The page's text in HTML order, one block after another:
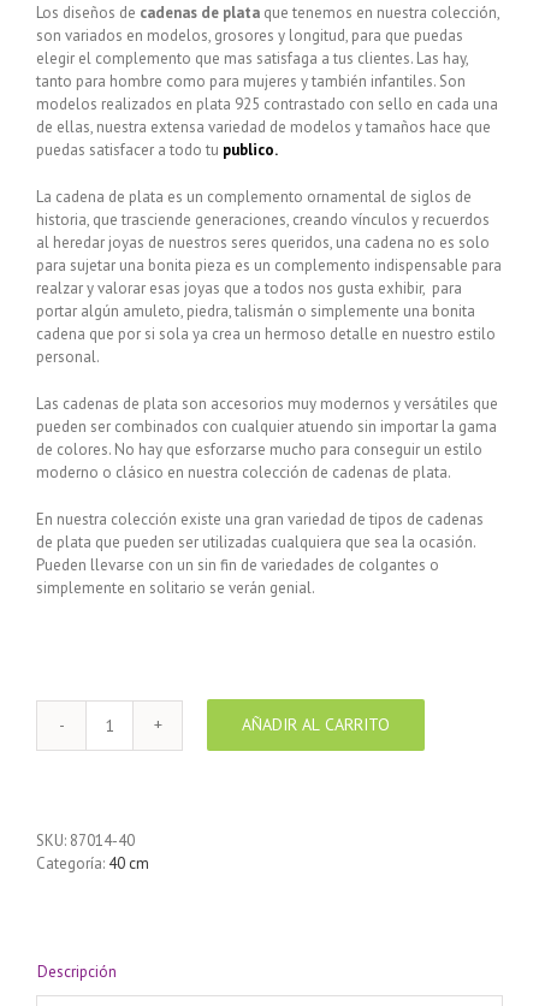
Los diseños de cadenas de plata que tenemos en nuestra colección,
son variados en modelos, grosores y longitud, para que puedas
elegir el complemento que mas satisfaga a tus clientes. Las hay,
tanto para hombre como para mujeres y también infantiles. Son
modelos realizados en plata 925 contrastado con sello en cada una
de ellas, nuestra extensa variedad de modelos y tamaños hace que
puedas satisfacer a todo tu publico.
La cadena de plata es un complemento ornamental de siglos de
historia, que trasciende generaciones, creando vínculos y recuerdos
al heredar joyas de nuestros seres queridos, una cadena no es solo
para sujetar una bonita pieza es un complemento indispensable para
realzar y valorar esas joyas que a todos nos gusta exhibir, para
portar algún amuleto, piedra, talismán o simplemente una bonita
cadena que por si sola ya crea un hermoso detalle en nuestro estilo
personal.
Las cadenas de plata son accesorios muy modernos y versátiles que
pueden ser combinados con cualquier atuendo sin importar la gama
de colores. No hay que esforzarse mucho para conseguir un estilo
moderno o clásico en nuestra colección de cadenas de plata.
En nuestra colección existe una gran variedad de tipos de cadenas
de plata que pueden ser utilizadas cualquiera que sea la ocasión.
Pueden llevarse con un sin fin de variedades de colgantes o
simplemente en solitario se verán genial.
Cadena
de
Turbillón
40
AÑADIR AL CARRITO
SKU: 87014-40
Categoría: 40 cm
Descripción